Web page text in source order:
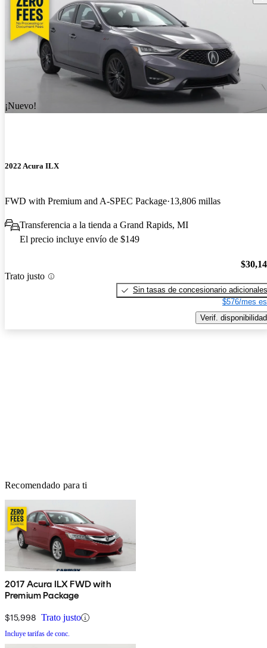
¡Nuevo!
2022 Acura ILX
FWD with Premium and A-SPEC Package 13,806 millas
Transferencia a la tienda a Grand Rapids, MI
El precio incluye envío de $149
Trato justo
Sin tasas de concesionario adicionales
$576/mes
Verif. disponibilidad
Recomendado para ti
2017 Acura ILX FWD with
Premium Package
$15,998 Trato justo
Incluye tarifas de conc.